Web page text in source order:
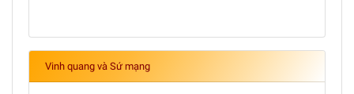
Vinh quang và Sứ mạng